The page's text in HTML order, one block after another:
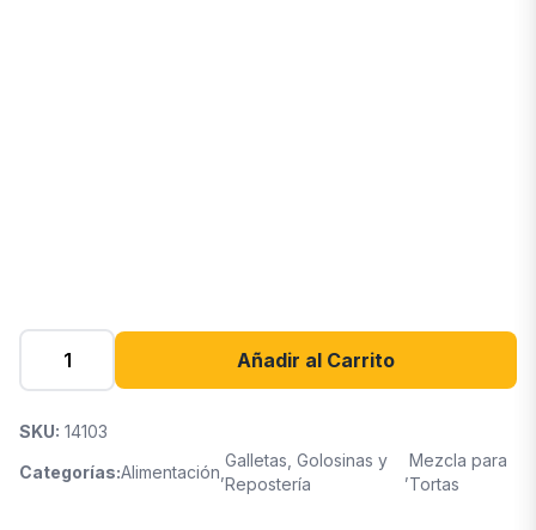
Añadir al Carrito
SKU: 14103
Categorías:Alimentación
Galletas, Golosinas y
Repostería
Mezcla para
Tortas